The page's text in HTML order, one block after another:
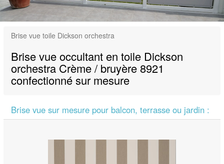
Brise vue toile Dickson orchestra
Brise vue occultant en toile Dickson
orchestra Crème / bruyère 8921
confectionné sur mesure
Brise vue sur mesure pour balcon, terrasse ou jardin :